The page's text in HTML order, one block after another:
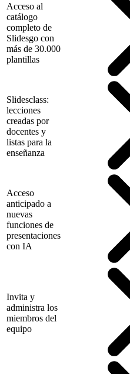
Acceso al
catálogo
completo de
Slidesgo con
más de 30.000
plantillas
Slidesclass:
lecciones
creadas por
docentes y
listas para la
enseñanza
Acceso
anticipado a
nuevas
funciones de
presentaciones
con IA
Invita y
administra los
miembros del
equipo